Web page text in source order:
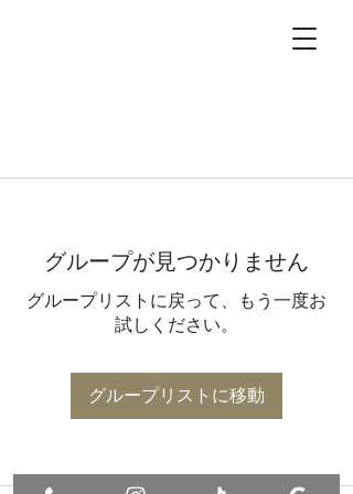
グループが見つかりません
グループリストに戻って、もう一度お
試しください。
グループリストに移動